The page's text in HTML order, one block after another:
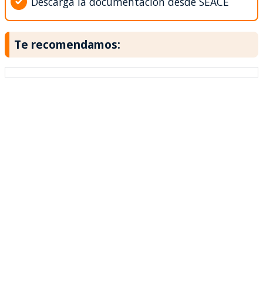
Te recomendamos: